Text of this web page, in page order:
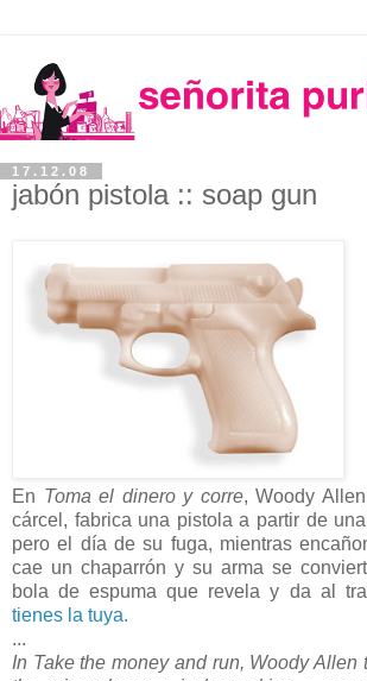
17.12.08
jabón pistola :: soap gun
En Toma el dinero y corre, Woody
cárcel, fabrica una pistola a partir de
pero el día de su fuga, mientras
cae un chaparrón y su arma se
bola de espuma que revela y da al
tienes la tuya.
...
In Take the money and run, Woody Allen